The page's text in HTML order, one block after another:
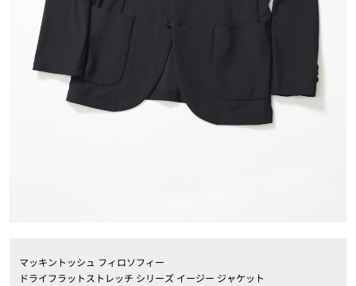
マッキントッシュ フィロソフィー
ドライフラットストレッチ シリーズ イージー ジャケット